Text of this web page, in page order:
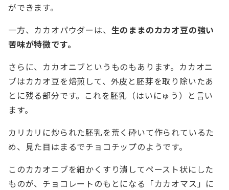
ができます。
一方、カカオパウダーは、 生のままのカカオ豆の強い
苦味が特徴です。
さらに、カカオニブというものもあります。カカオニ
ブはカカオ豆を焙煎して、外皮と胚芽を取り除いたあ
とに残る部分です。これを胚乳（はいにゅう）と言い
ます。
カリカリに炒られた胚乳を荒く砕いて作られているた
め、見た目はまるでチョコチップのようです。
このカカオニブを細かくすり潰してペースト状にした
ものが、チョコレートのもとになる「カカオマス」に